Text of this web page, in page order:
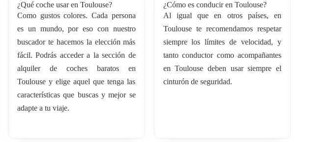
¿Qué coche usar en Toulouse?
Como gustos colores. Cada persona
es un mundo, por eso con nuestro
buscador te hacemos la elección más
fácil. Podrás acceder a la sección de
alquiler de coches baratos en
Toulouse y elige aquel que tenga las
características que buscas y mejor se
adapte a tu viaje.
¿Cómo es conducir en Toulouse?
Al igual que en otros países, en
Toulouse te recomendamos respetar
siempre los límites de velocidad, y
tanto conductor como acompañantes
en Toulouse deben usar siempre el
cinturón de seguridad.